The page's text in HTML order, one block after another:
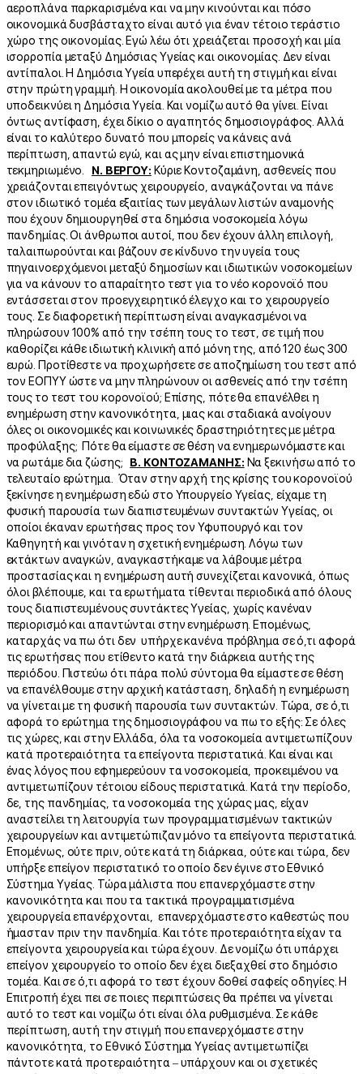
αεροπλάνα παρκαρισμένα και να μην κινούνται και πόσο
οικονομικά δυσβάσταχτο είναι αυτό για έναν τέτοιο τεράστιο
χώρο της οικονομίας. Εγώ λέω ότι χρειάζεται προσοχή και μία
ισορροπία μεταξύ Δημόσιας Υγείας και οικονομίας. Δεν είναι
αντίπαλοι. Η Δημόσια Υγεία υπερέχει αυτή τη στιγμή και είναι
στην πρώτη γραμμή. Η οικονομία ακολουθεί με τα μέτρα που
υποδεικνύει η Δημόσια Υγεία. Και νομίζω αυτό θα γίνει. Είναι
όντως αντίφαση, έχει δίκιο ο αγαπητός δημοσιογράφος. Αλλά
είναι το καλύτερο δυνατό που μπορείς να κάνεις ανά
περίπτωση, απαντώ εγώ, και ας μην είναι επιστημονικά
τεκμηριωμένο. Ν. ΒΕΡΓΟΥ: Κύριε Κοντοζαμάνη, ασθενείς που
χρειάζονται επειγόντως χειρουργείο, αναγκάζονται να πάνε
στον ιδιωτικό τομέα εξαιτίας των μεγάλων λιστών αναμονής
που έχουν δημιουργηθεί στα δημόσια νοσοκομεία λόγω
πανδημίας. Οι άνθρωποι αυτοί, που δεν έχουν άλλη επιλογή,
ταλαιπωρούνται και βάζουν σε κίνδυνο την υγεία τους
πηγαινοερχόμενοι μεταξύ δημοσίων και ιδιωτικών νοσοκομείων
για να κάνουν το απαραίτητο τεστ για το νέο κορονοϊό που
εντάσσεται στον προεγχειρητικό έλεγχο και το χειρουργείο
τους. Σε διαφορετική περίπτωση είναι αναγκασμένοι να
πληρώσουν 100% από την τσέπη τους το τεστ, σε τιμή που
καθορίζει κάθε ιδιωτική κλινική από μόνη της, από 120 έως 300
ευρώ. Προτίθεστε να προχωρήσετε σε αποζημίωση του τεστ από
τον ΕΟΠΥΥ ώστε να μην πληρώνουν οι ασθενείς από την τσέπη
τους το τεστ του κορονοϊού; Επίσης, πότε θα επανέλθει η
ενημέρωση στην κανονικότητα, μιας και σταδιακά ανοίγουν
όλες οι οικονομικές και κοινωνικές δραστηριότητες με μέτρα
προφύλαξης; Πότε θα είμαστε σε θέση να ενημερωνόμαστε και
να ρωτάμε δια ζώσης; Β. ΚΟΝΤΟΖΑΜΑΝΗΣ: Να ξεκινήσω από το
τελευταίο ερώτημα. Όταν στην αρχή της κρίσης του κορονοϊού
ξεκίνησε η ενημέρωση εδώ στο Υπουργείο Υγείας, είχαμε τη
φυσική παρουσία των διαπιστευμένων συντακτών Υγείας, οι
οποίοι έκαναν ερωτήσεις προς τον Υφυπουργό και τον
Καθηγητή και γινόταν η σχετική ενημέρωση. Λόγω των
εκτάκτων αναγκών, αναγκαστήκαμε να λάβουμε μέτρα
προστασίας και η ενημέρωση αυτή συνεχίζεται κανονικά, όπως
όλοι βλέπουμε, και τα ερωτήματα τίθενται περιοδικά από όλους
τους διαπιστευμένους συντάκτες Υγείας, χωρίς κανέναν
περιορισμό και απαντώνται στην ενημέρωση. Επομένως,
καταρχάς να πω ότι δεν υπήρχε κανένα πρόβλημα σε ό,τι αφορά
τις ερωτήσεις που ετίθεντο κατά την διάρκεια αυτής της
περιόδου. Πιστεύω ότι πάρα πολύ σύντομα θα είμαστε σε θέση
να επανέλθουμε στην αρχική κατάσταση, δηλαδή η ενημέρωση
να γίνεται με τη φυσική παρουσία των συντακτών. Τώρα, σε ό,τι
αφορά το ερώτημα της δημοσιογράφου να πω το εξής: Σε όλες
τις χώρες, και στην Ελλάδα, όλα τα νοσοκομεία αντιμετωπίζουν
κατά προτεραιότητα τα επείγοντα περιστατικά. Και είναι και
ένας λόγος που εφημερεύουν τα νοσοκομεία, προκειμένου να
αντιμετωπίζουν τέτοιου είδους περιστατικά. Κατά την περίοδο,
δε, της πανδημίας, τα νοσοκομεία της χώρας μας, είχαν
αναστείλει τη λειτουργία των προγραμματισμένων τακτικών
χειρουργείων και αντιμετώπιζαν μόνο τα επείγοντα περιστατικά.
Επομένως, ούτε πριν, ούτε κατά τη διάρκεια, ούτε και τώρα, δεν
υπήρξε επείγον περιστατικό το οποίο δεν έγινε στο Εθνικό
Σύστημα Υγείας. Τώρα μάλιστα που επανερχόμαστε στην
κανονικότητα και που τα τακτικά προγραμματισμένα
χειρουργεία επανέρχονται, επανερχόμαστε στο καθεστώς που
ήμασταν πριν την πανδημία. Και τότε προτεραιότητα είχαν τα
επείγοντα χειρουργεία και τώρα έχουν. Δε νομίζω ότι υπάρχει
επείγον χειρουργείο το οποίο δεν έχει διεξαχθεί στο δημόσιο
τομέα. Και σε ό,τι αφορά το τεστ έχουν δοθεί σαφείς οδηγίες. Η
Επιτροπή έχει πει σε ποιες περιπτώσεις θα πρέπει να γίνεται
αυτό το τεστ και νομίζω ότι είναι όλα ρυθμισμένα. Σε κάθε
περίπτωση, αυτή την στιγμή που επανερχόμαστε στην
κανονικότητα, το Εθνικό Σύστημα Υγείας αντιμετωπίζει
πάντοτε κατά προτεραιότητα – υπάρχουν και οι σχετικές